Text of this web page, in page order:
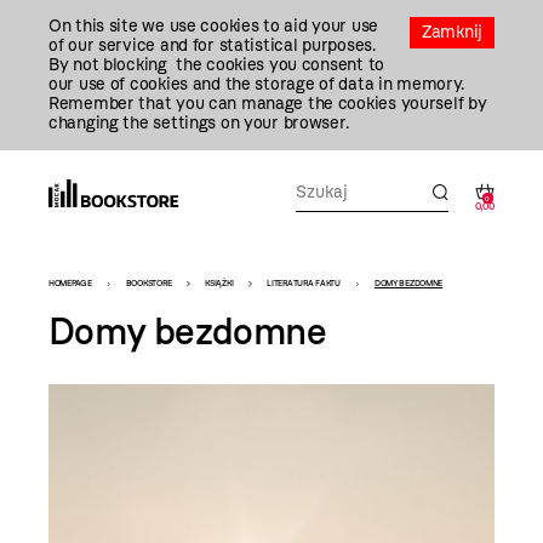
Zamknij
On this site we use cookies to aid your use
of our service and for statistical purposes.
By not blocking the cookies you consent to
our use of cookies and the storage of data in memory.
Remember that you can manage the cookies yourself by
changing the settings on your browser.
0
0,00
Bookstore
-
szablon
szczegóły
HOMEPAGE BOOKSTORE KSIĄŻKI LITERATURA FAKTU DOMY BEZDOMNE
Domy bezdomne